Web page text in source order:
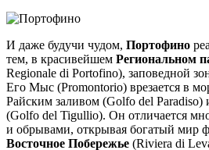
И даже будучи чудом, Портофино
тем, в красивейшем Региональном
Regionale di Portofino), заповедной
Его Мыс (Promontorio) врезается в
Райским заливом (Golfo del Paradiso)
(Golfo del Tigullio). Он отличается
и обрывами, открывая богатый мир
Восточное Побережье (Riviera di